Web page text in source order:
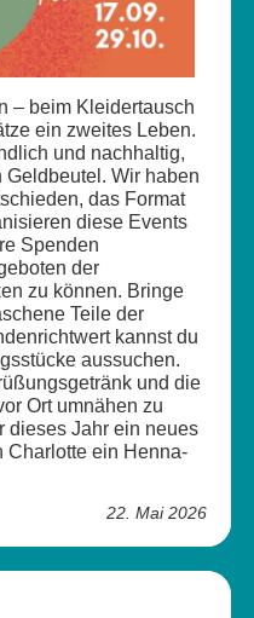
– beim Kleidertausch
ein zweites Leben.
und nachhaltig,
Wir haben
das Format
diese Events
Spenden
der
zu können. Bringe
Teile der
kannst du
aussuchen.
und die
Ort umnähen zu
dieses Jahr ein neues
Charlotte ein Henna-
22. Mai 2026